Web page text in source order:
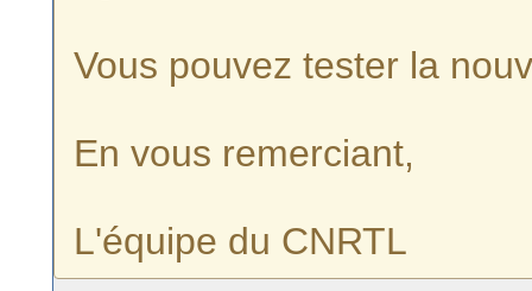
Vous pouvez tester la
En vous remerciant,
L'équipe du CNRTL